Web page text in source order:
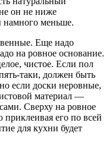
он не ниже
намного меньше.
Еще надо
на ровное основание.
чистое. Если пол
таки, должен быть
если доски неровные,
материал —
Сверху на ровное
приклеивая его по всей
для кухни будет